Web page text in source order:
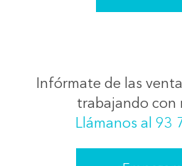
Infórmate de las
trabajando con
Llámanos al 93